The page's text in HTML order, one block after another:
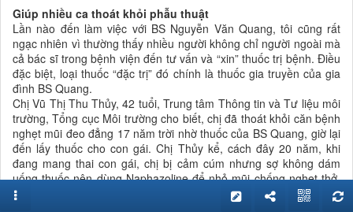
Giúp nhiều ca thoát khỏi phẫu thuật
Lần nào đến làm việc với BS Nguyễn Văn Quang, tôi cũng rất
ngạc nhiên vì thường thấy nhiều người không chỉ người ngoài mà
cả bác sĩ trong bệnh viện đến tư vấn và “xin” thuốc trị bệnh. Điều
đặc biệt, loại thuốc “đặc trị” đó chính là thuốc gia truyền của gia
đình BS Quang.
Chị Vũ Thị Thu Thủy, 42 tuổi, Trung tâm Thông tin và Tư liệu môi
trường, Tổng cục Môi trường cho biết, chị đã thoát khỏi căn bệnh
nghẹt mũi đeo đẳng 17 năm trời nhờ thuốc của BS Quang, giờ lại
đến lấy thuốc cho con gái. Chị Thủy kể, cách đây 20 năm, khi
đang mang thai con gái, chị bị cảm cúm nhưng sợ không dám
uống thuốc nên dùng Naphazoline để nhỏ mũi chống nghẹt thở.
Chị đã không biết rằng thuốc này chỉ được nhỏ trong thời gian 7